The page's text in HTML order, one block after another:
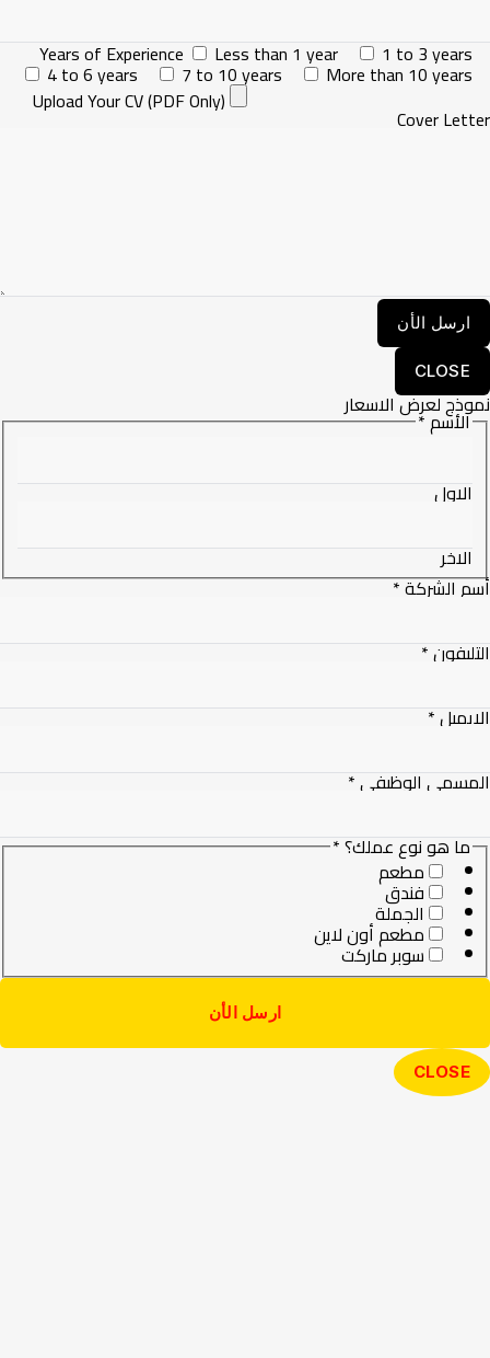
Years of Experience Less than 1 year 1 to 3 years
4 to 6 years 7 to 10 years
More than 10 years
Upload Your CV (PDF Only)
Cover
CLOSE
لعرض الاسعار
الأسم*
الاول
الاخر
الشركة*
*
*
الوظيفي*
ما هو نوع عملك؟*
مطعم
فندق
الجملة
مطعم أون لاين
سوبر ماركت
ارسل الأن
CLOSE